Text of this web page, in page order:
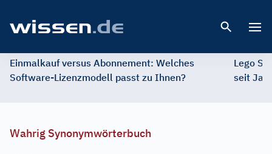
Einmalkauf versus Abonnement: Welches
Software-Lizenzmodell passt zu Ihnen?
Lego
seit
Wahrig Synonymwörterbuch